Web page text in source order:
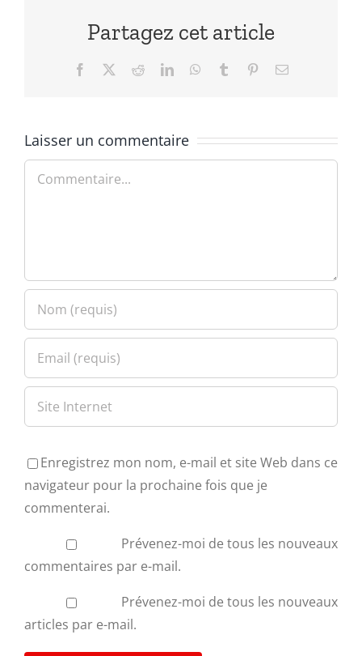
Partagez cet article
Facebook RedditLinkedInWhatsApp
Tumblr PinterestEmail
Laisser un commentaire
Commentaire
Enregistrez mon nom, e-mail et site Web dans ce
navigateur pour la prochaine fois que je
commenterai.
Prévenez-moi de tous les nouveaux
commentaires par e-mail.
Prévenez-moi de tous les nouveaux
articles par e-mail.